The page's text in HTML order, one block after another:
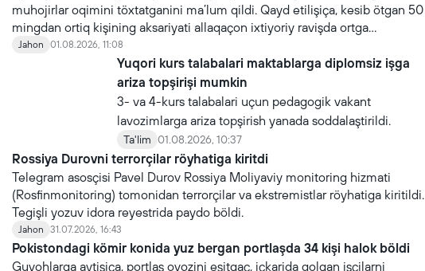
muhojirlar oqimini töxtatganini ma’lum qildi. Qayd etilişiça, kesib ötgan 50
mingdan ortiq kişining aksariyati allaqaçon ixtiyoriy ravişda ortga
qaytmoqda.
Jahon 01.08.2026, 11:08
Yuqori kurs talabalari maktablarga diplomsiz işga
ariza topşirişi mumkin
3- va 4-kurs talabalari uçun pedagogik vakant
lavozimlarga ariza topşirish yanada soddalaştirildi.
Ta'lim 01.08.2026, 10:37
Rossiya Durovni terrorçilar röyhatiga kiritdi
Telegram asosçisi Pavel Durov Rossiya Moliyaviy monitoring hizmati
(Rosfinmonitoring) tomonidan terrorçilar va ekstremistlar röyhatiga kiritildi.
Tegişli yozuv idora reyestrida paydo böldi.
Jahon 31.07.2026, 16:43
Pokistondagi kömir konida yuz bergan portlaşda 34 kişi halok böldi
Guvohlarga aytişiça, portlaş ovozini eşitgaç, içkarida qolgan işçilarni